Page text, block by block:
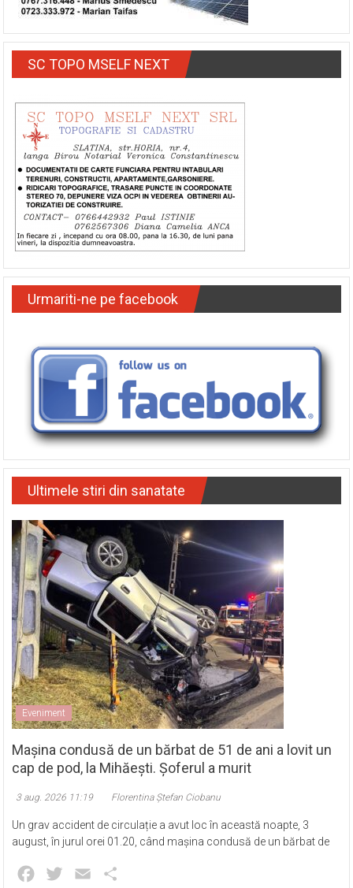
SC TOPO MSELF NEXT
Urmariti-ne pe facebook
Ultimele stiri din sanatate
Eveniment
Mașina condusă de un bărbat de 51 de ani a lovit un
cap de pod, la Mihăești. Șoferul a murit
3 aug. 2026 11:19 Florentina Ștefan Ciobanu
Un grav accident de circulație a avut loc în această noapte, 3
august, în jurul orei 01.20, când mașina condusă de un bărbat de
Facebook
Twitter Email